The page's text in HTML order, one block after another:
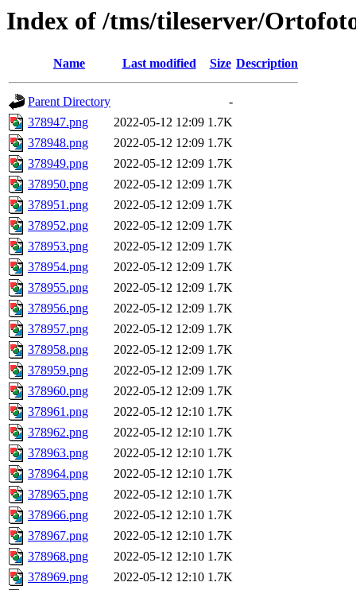
Index of /tms/tileserver/
Name Last modified Size Description
Parent Directory
-
378947.png
2022-05-12 12:09 1.7K
378948.png
2022-05-12 12:09 1.7K
378949.png
2022-05-12 12:09 1.7K
378950.png
2022-05-12 12:09 1.7K
378951.png
2022-05-12 12:09 1.7K
378952.png
2022-05-12 12:09 1.7K
378953.png
2022-05-12 12:09 1.7K
378954.png
2022-05-12 12:09 1.7K
378955.png
2022-05-12 12:09 1.7K
378956.png
2022-05-12 12:09 1.7K
378957.png
2022-05-12 12:09 1.7K
378958.png
2022-05-12 12:09 1.7K
378959.png
2022-05-12 12:09 1.7K
378960.png
2022-05-12 12:09 1.7K
378961.png
2022-05-12 12:10 1.7K
378962.png
2022-05-12 12:10 1.7K
378963.png
2022-05-12 12:10 1.7K
378964.png
2022-05-12 12:10 1.7K
378965.png
2022-05-12 12:10 1.7K
378966.png
2022-05-12 12:10 1.7K
378967.png
2022-05-12 12:10 1.7K
378968.png
2022-05-12 12:10 1.7K
378969.png
2022-05-12 12:10 1.7K